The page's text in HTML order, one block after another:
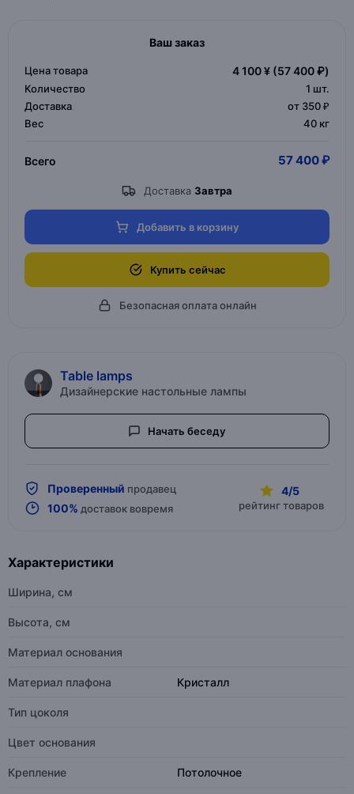
Ваш заказ
Цена товара 4 100 ¥ (57 400 ₽)
Количество 1 шт.
Доставка
от 350 ₽
Вес
40 кг
Всего 57 400 ₽
Доставка Завтра
Добавить в корзину
Купить сейчас
Безопасная оплата онлайн
Table lamps
Дизайнерские настольные лампы
Начать беседу
Проверенный продавец
100% доставок вовремя
4/5
рейтинг товаров
Характеристики
Ширина, см
Высота, см
Материал основания
Материал плафона Кристалл
Тип цоколя
Цвет основания
Крепление Потолочное